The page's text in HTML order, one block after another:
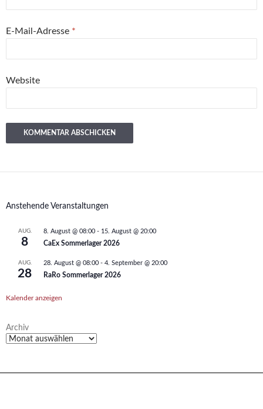
E-Mail-Adresse *
Website
Anstehende Veranstaltungen
AUG.
8
8. August @ 08:00 - 15. August @ 20:00
CaEx Sommerlager 2026
AUG.
28
28. August @ 08:00 - 4. September @ 20:00
RaRo Sommerlager 2026
Kalender anzeigen
Archiv